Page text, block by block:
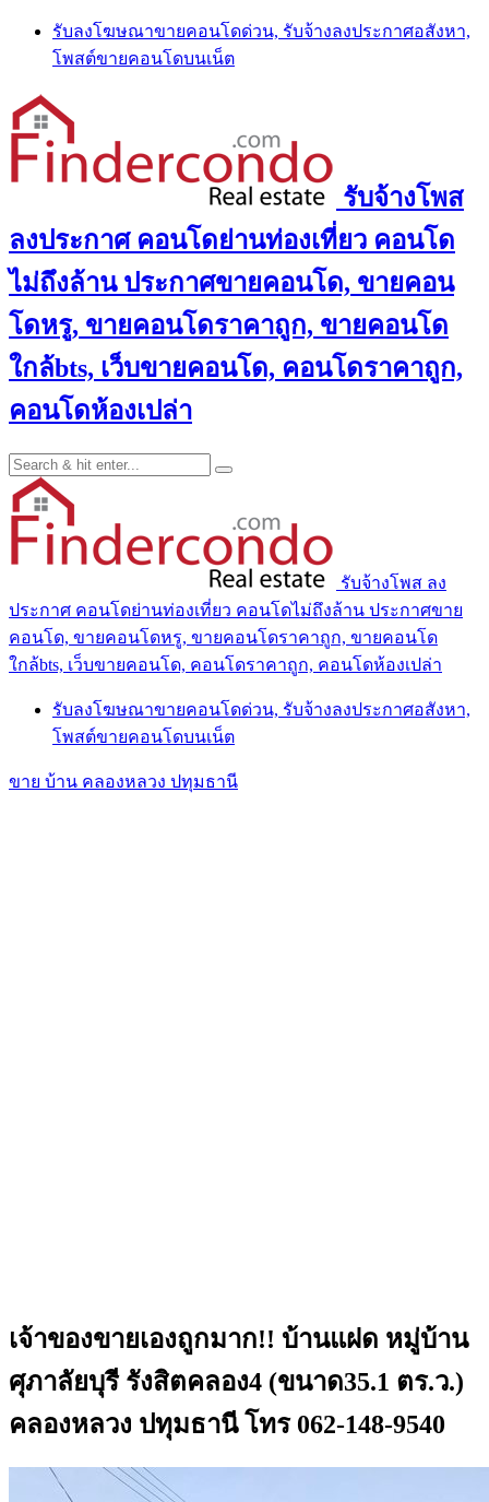
Skip
content
รับลงโฆษณาขายคอนโดด่วน, รับจ้างลงประกาศอสังหา,
โพสต์ขายคอนโดบนเน็ต
รับจ้างโพส
ลงประกาศ คอนโดย่านท่องเที่ยว คอนโด
ไม่ถึงล้าน ประกาศขายคอนโด, ขายคอน
โดหรู, ขายคอนโดราคาถูก, ขายคอนโด
ใกล้bts, เว็บขายคอนโด, คอนโดราคาถูก,
คอนโดห้องเปล่า
รับจ้างโพส ลง
ประกาศ คอนโดย่านท่องเที่ยว คอนโดไม่ถึงล้าน ประกาศขาย
คอนโด, ขายคอนโดหรู, ขายคอนโดราคาถูก, ขายคอนโด
ใกล้bts, เว็บขายคอนโด, คอนโดราคาถูก, คอนโดห้องเปล่า
รับลงโฆษณาขายคอนโดด่วน, รับจ้างลงประกาศอสังหา,
โพสต์ขายคอนโดบนเน็ต
ขาย บ้าน คลองหลวง ปทุมธานี
เจ้าของขายเองถูกมาก!! บ้านแฝด หมู่บ้าน
ศุภาลัยบุรี รังสิตคลอง4 (ขนาด35.1 ตร.ว.)
คลองหลวง ปทุมธานี โทร 062-148-9540